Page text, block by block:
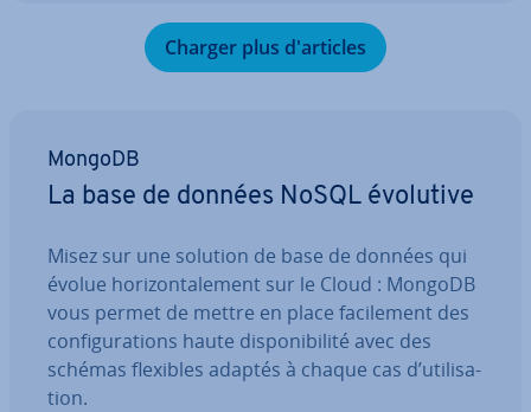
Charger plus d'ar­ticles
MongoDB
La base de données NoSQL évolutive
Misez sur une solution de base de données qui
évolue ho­ri­zon­ta­le­ment sur le Cloud : MongoDB
vous permet de mettre en place fa­ci­le­ment des
con­fi­gu­ra­tions haute dis­po­ni­bi­lité avec des
schémas flexibles adaptés à chaque cas d’uti­li­sa­
tion.